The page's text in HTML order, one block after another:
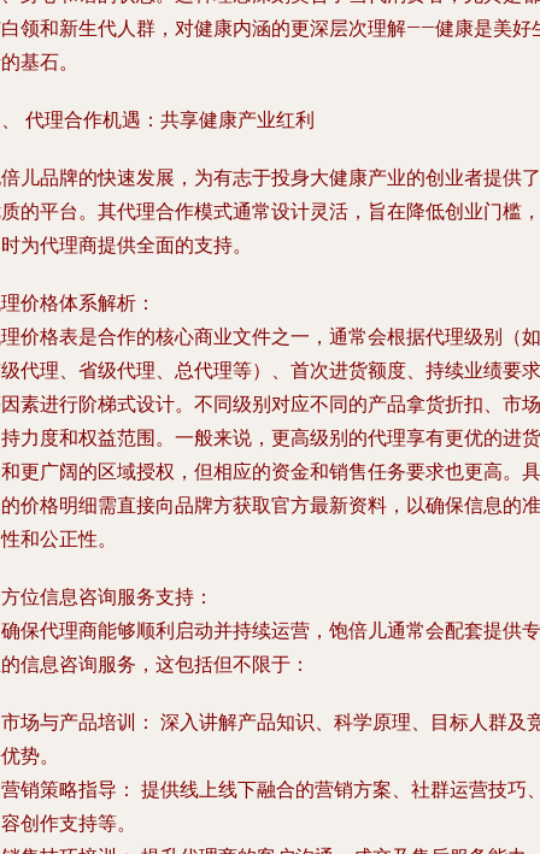
领和新生代人群，对健康内涵的更深层次理解——健康是美好
基石。
代理合作机遇：共享健康产业红利
儿品牌的快速发展，为有志于投身大健康产业的创业者提供了
的平台。其代理合作模式通常设计灵活，旨在降低创业门槛，
为代理商提供全面的支持。
价格体系解析：
价格表是合作的核心商业文件之一，通常会根据代理级别（如
代理、省级代理、总代理等）、首次进货额度、持续业绩要求
素进行阶梯式设计。不同级别对应不同的产品拿货折扣、市场
力度和权益范围。一般来说，更高级别的代理享有更优的进货
更广阔的区域授权，但相应的资金和销售任务要求也更高。具
价格明细需直接向品牌方获取官方最新资料，以确保信息的准
和公正性。
位信息咨询服务支持：
保代理商能够顺利启动并持续运营，饱倍儿通常会配套提供专
信息咨询服务，这包括但不限于：
市场与产品培训： 深入讲解产品知识、科学原理、目标人群及
势。
营销策略指导： 提供线上线下融合的营销方案、社群运营技巧
创作支持等。